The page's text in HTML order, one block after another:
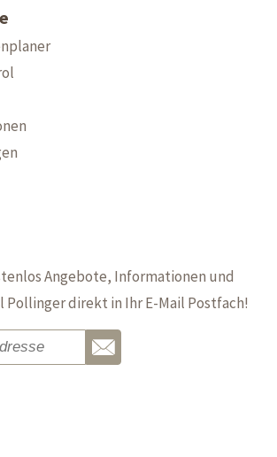
Angebote, Informationen und
Pollinger direkt in Ihr E-Mail Postfach!